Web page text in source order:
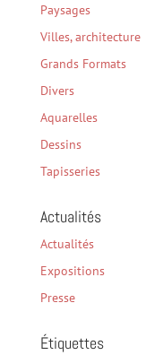
Paysages
Villes, architecture
Grands Formats
Divers
Aquarelles
Dessins
Tapisseries
Actualités
Actualités
Expositions
Presse
Étiquettes